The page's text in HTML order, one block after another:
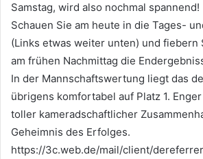
Samstag, wird also nochmal spannend!
Schauen Sie am heute in die Tages-
(Links etwas weiter unten) und fiebern
am frühen Nachmittag die
In der Mannschaftswertung liegt das
übrigens komfortabel auf Platz 1.
toller kameradschaftlicher
Geheimnis des Erfolges.
https://3c.web.de/mail/client/